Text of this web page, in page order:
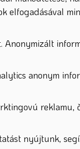
elfogadásával
anonym
nyújtunk,